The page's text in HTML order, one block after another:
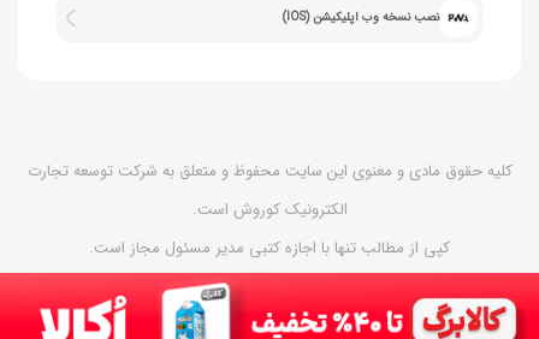
نصب نسخه وب اپلیکیشن (IOS)
کلیه حقوق مادی و معنوی این سایت محفوظ و متعلق به شرکت توسعه تجارت
الکترونیک کوروش است.
کپی از مطالب تنها با اجازه کتبی مدیر مسئول مجاز است.